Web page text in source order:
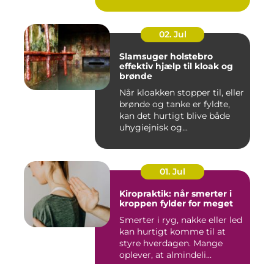
02. Jul
Slamsuger holstebro
effektiv hjælp til kloak og
brønde
Når kloakken stopper til, eller
brønde og tanke er fyldte,
kan det hurtigt blive både
uhygiejnisk og...
01. Jul
Kiropraktik: når smerter i
kroppen fylder for meget
Smerter i ryg, nakke eller led
kan hurtigt komme til at
styre hverdagen. Mange
oplever, at almindeli...